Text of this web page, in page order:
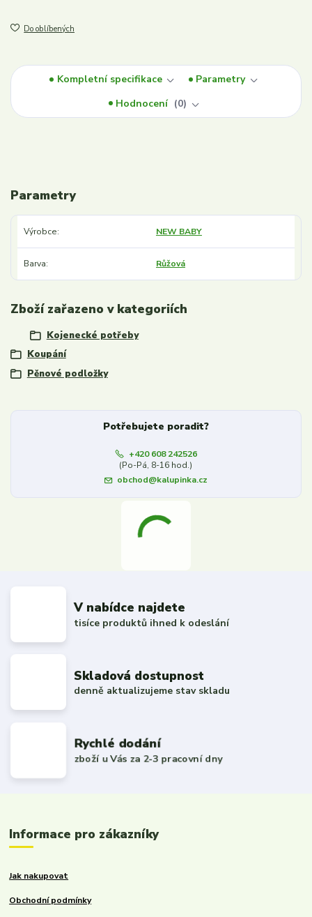
Do oblíbených
Kompletní specifikace
Parametry
Hodnocení
0
Parametry
Výrobce NEW BABY
Barva Růžová
Zboží zařazeno v kategoriích
Kojenecké potřeby
Koupání
Pěnové podložky
Potřebujete poradit?
+420 608 242526
(Po-Pá, 8-16 hod.)
obchod@kalupinka.cz
V nabídce najdete
tisíce produktů ihned k odeslání
Skladová dostupnost
denně aktualizujeme stav skladu
Rychlé dodání
zboží u Vás za 2-3 pracovní dny
Informace pro zákazníky
Jak nakupovat
Obchodní podmínky